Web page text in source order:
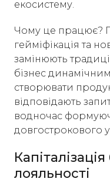
екосистему.
Чому це працює?
гейміфікація та
замінюють
бізнес
створювати
відповідають
водночас
довгострокового
лояльності